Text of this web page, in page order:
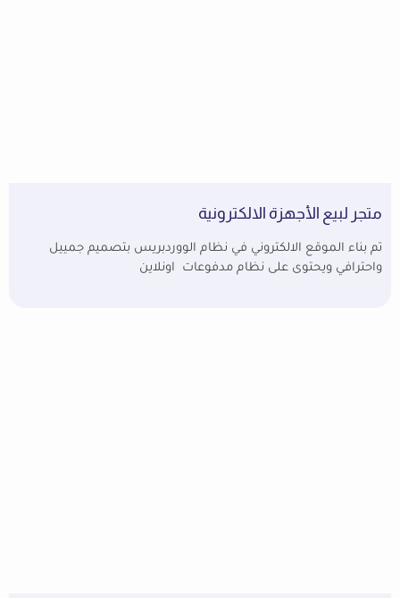
متجر لبيع الأجهزة الالكترونية
تم بناء الموقع الالكتروني في نظام الووردبريس بتصميم جمييل
واحترافي ويحتوى على نظام مدفوعات اونلاين